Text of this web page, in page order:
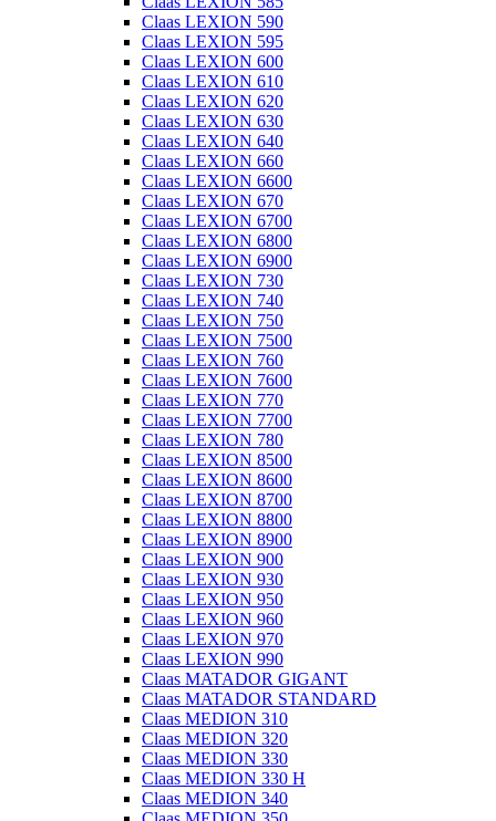
Claas LEXION 590
Claas LEXION 595
Claas LEXION 600
Claas LEXION 610
Claas LEXION 620
Claas LEXION 630
Claas LEXION 640
Claas LEXION 660
Claas LEXION 6600
Claas LEXION 670
Claas LEXION 6700
Claas LEXION 6800
Claas LEXION 6900
Claas LEXION 730
Claas LEXION 740
Claas LEXION 750
Claas LEXION 7500
Claas LEXION 760
Claas LEXION 7600
Claas LEXION 770
Claas LEXION 7700
Claas LEXION 780
Claas LEXION 8500
Claas LEXION 8600
Claas LEXION 8700
Claas LEXION 8800
Claas LEXION 8900
Claas LEXION 900
Claas LEXION 930
Claas LEXION 950
Claas LEXION 960
Claas LEXION 970
Claas LEXION 990
Claas MATADOR GIGANT
Claas MATADOR STANDARD
Claas MEDION 310
Claas MEDION 320
Claas MEDION 330
Claas MEDION 330 H
Claas MEDION 340